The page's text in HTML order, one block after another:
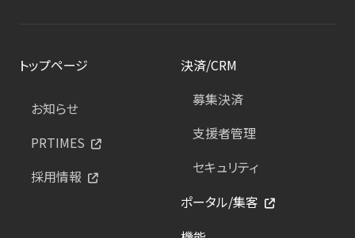
トップページ
お知らせ
PRTIMES
採用情報
決済/CRM
募集決済
支援者管理
セキュリティ
ポータル/集客